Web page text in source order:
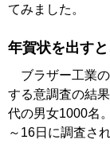
てみました。
年賀状を出す
ブラザー工業の
する意調査の結
代の男女1000名
～16日に調査さ